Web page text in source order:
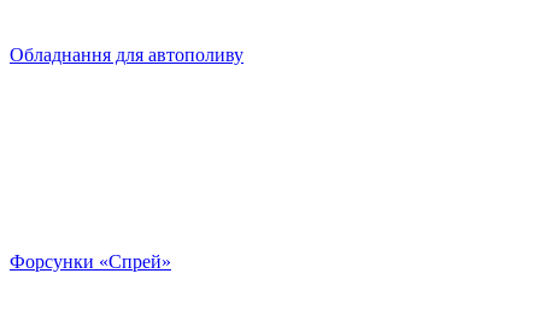
Обладнання для автополиву
Форсунки «Спрей»